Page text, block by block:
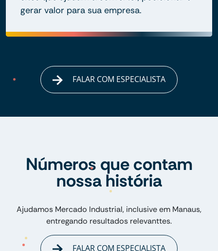
gerar valor para sua empresa.
FALAR COM ESPECIALISTA
Números que contam
nossa história
Ajudamos Mercado Industrial, inclusive em Manaus,
entregando resultados relevanttes.
FALAR COM ESPECIALISTA